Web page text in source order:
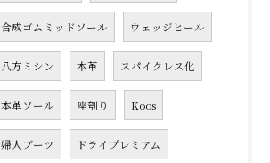
合成ゴムミッドソール ウェッジヒール
八方ミシン 本革 スパイクレス化
本革ソール 座刳り Koos
婦人ブーツ ドライプレミアム